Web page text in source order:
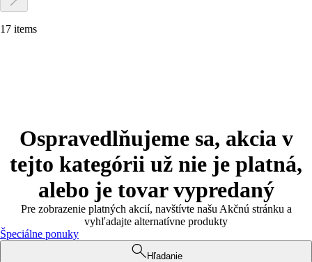
17 items
Ospravedlňujeme sa, akcia v
tejto kategórii už nie je platná,
alebo je tovar vypredaný
Pre zobrazenie platných akcií, navštívte našu Akčnú stránku a
vyhľadajte alternatívne produkty
Špeciálne ponuky
Hľadanie